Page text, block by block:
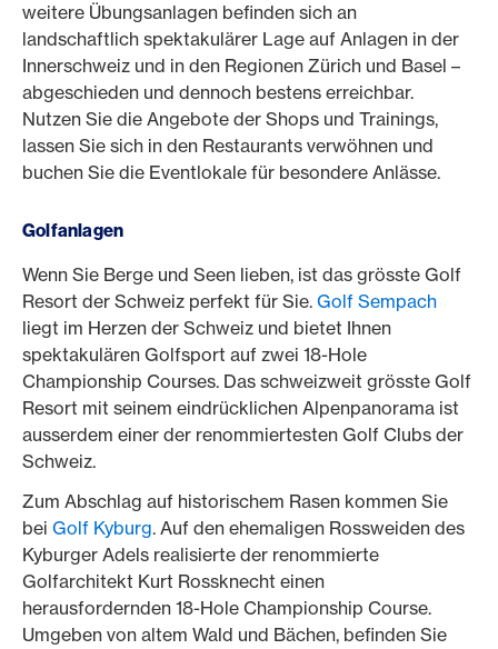
weitere Übungsanlagen befinden sich an
landschaftlich spektakulärer Lage auf Anlagen in der
Innerschweiz und in den Regionen Zürich und Basel –
abgeschieden und dennoch bestens erreichbar.
Nutzen Sie die Angebote der Shops und Trainings,
lassen Sie sich in den Restaurants verwöhnen und
buchen Sie die Eventlokale für besondere Anlässe.
Golfanlagen
Wenn Sie Berge und Seen lieben, ist das grösste Golf
Resort der Schweiz perfekt für Sie. Golf Sempach
liegt im Herzen der Schweiz und bietet Ihnen
spektakulären Golfsport auf zwei 18-Hole
Championship Courses. Das schweizweit grösste Golf
Resort mit seinem eindrücklichen Alpenpanorama ist
ausserdem einer der renommiertesten Golf Clubs der
Schweiz.
Zum Abschlag auf historischem Rasen kommen Sie
bei Golf Kyburg. Auf den ehemaligen Rossweiden des
Kyburger Adels realisierte der renommierte
Golfarchitekt Kurt Rossknecht einen
herausfordernden 18-Hole Championship Course.
Umgeben von altem Wald und Bächen, befinden Sie